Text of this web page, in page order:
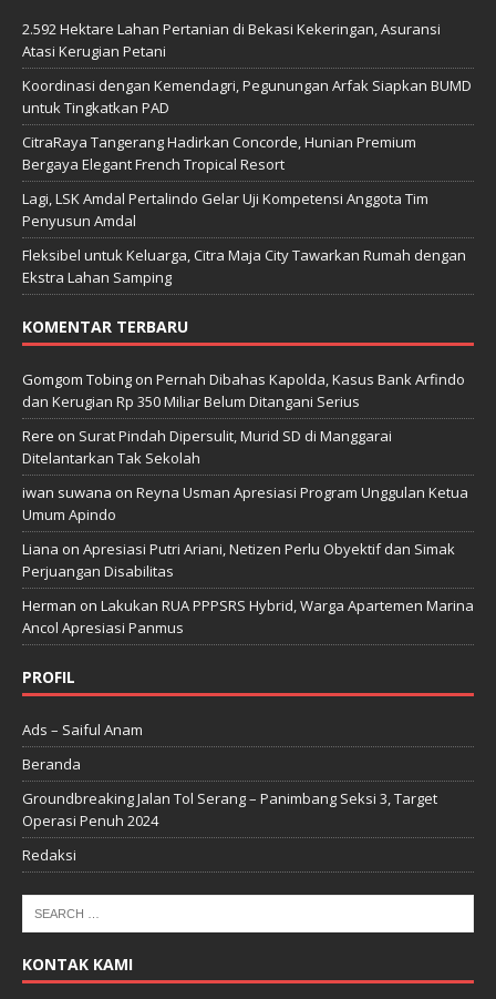
2.592 Hektare Lahan Pertanian di Bekasi Kekeringan, Asuransi
Atasi Kerugian Petani
Koordinasi dengan Kemendagri, Pegunungan Arfak Siapkan BUMD
untuk Tingkatkan PAD
CitraRaya Tangerang Hadirkan Concorde, Hunian Premium
Bergaya Elegant French Tropical Resort
Lagi, LSK Amdal Pertalindo Gelar Uji Kompetensi Anggota Tim
Penyusun Amdal
Fleksibel untuk Keluarga, Citra Maja City Tawarkan Rumah dengan
Ekstra Lahan Samping
KOMENTAR TERBARU
Gomgom Tobing on Pernah Dibahas Kapolda, Kasus Bank Arfindo
dan Kerugian Rp 350 Miliar Belum Ditangani Serius
Rere on Surat Pindah Dipersulit, Murid SD di Manggarai
Ditelantarkan Tak Sekolah
iwan suwana on Reyna Usman Apresiasi Program Unggulan Ketua
Umum Apindo
Liana on Apresiasi Putri Ariani, Netizen Perlu Obyektif dan Simak
Perjuangan Disabilitas
Herman on Lakukan RUA PPPSRS Hybrid, Warga Apartemen Marina
Ancol Apresiasi Panmus
PROFIL
Ads – Saiful Anam
Beranda
Groundbreaking Jalan Tol Serang – Panimbang Seksi 3, Target
Operasi Penuh 2024
Redaksi
KONTAK KAMI